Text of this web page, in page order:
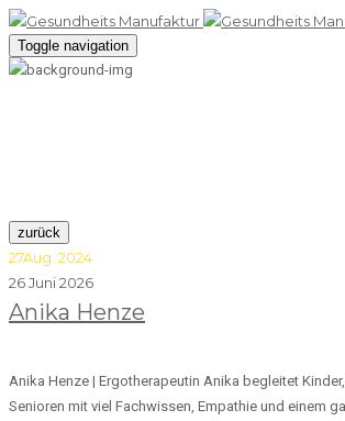
Toggle navigation
zurück
27Aug. 2024
26 Juni 2026
Anika Henze
Anika Henze | Ergotherapeutin Anika begleitet
Senioren mit viel Fachwissen, Empathie und einem